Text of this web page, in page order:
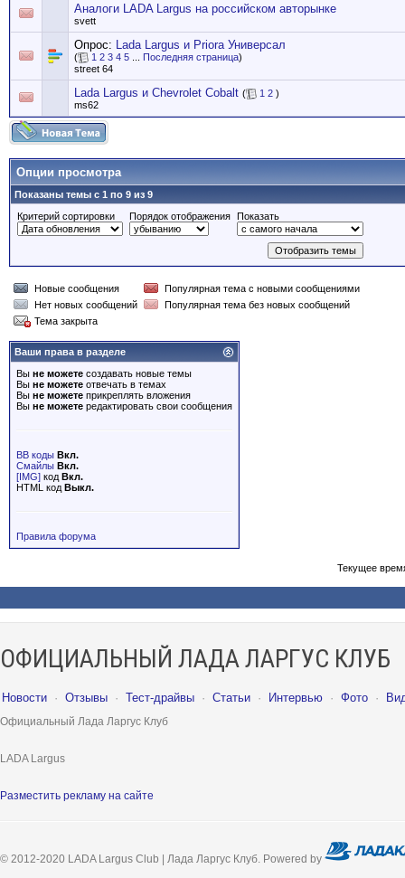
Аналоги LADA Largus на российском авторынке
svett
Опрос: Lada Largus и Priora Универсал
( 1 2 3 4 5 Последняя страница)
street 64
Lada Largus и Chevrolet Cobalt ( 1 2 )
ms62
Опции просмотра
Показаны темы с 1 по 9 из 9
Критерий сортировки
Порядок отображения Показать
Новые сообщения
Популярная тема с новыми сообщениями
Нет новых сообщений
Популярная тема без новых сообщений
Тема закрыта
Ваши права в разделе
Вы не можете создавать новые темы
Вы не можете отвечать в темах
Вы не можете прикреплять вложения
Вы не можете редактировать свои сообщения
BB коды Вкл.
Смайлы Вкл.
[IMG] код Вкл.
HTML код Выкл.
Правила форума
Текущее
ОФИЦИАЛЬНЫЙ ЛАДА ЛАРГУС КЛУБ
Новости · Отзывы · Тест-драйвы · Статьи · Интервью · Фото ·
Официальный Лада Ларгус Клуб
LADA Largus
Разместить рекламу на сайте
© 2012-2020 LADA Largus Club | Лада Ларгус Клуб. Powered by